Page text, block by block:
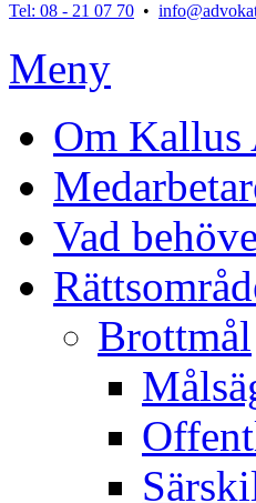
Tel: 08 - 21 07 70 •
Meny
Om Kallus
Vad
Brottmål